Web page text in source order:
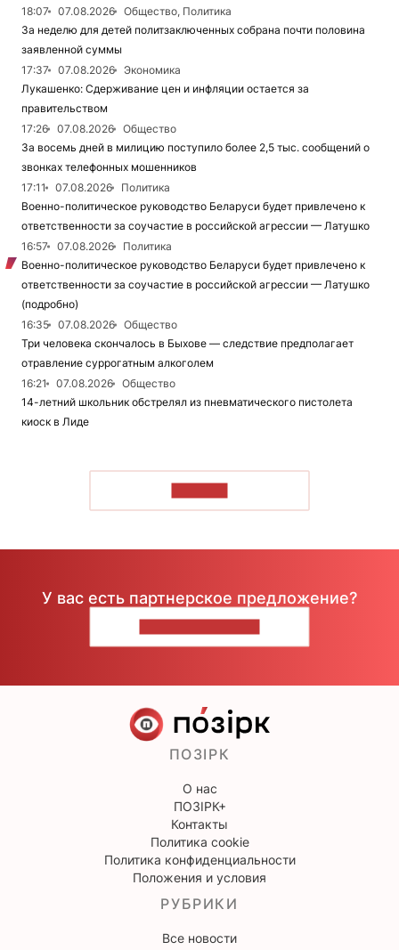
18:07
07.08.2026
Общество, Политика
За неделю для детей политзаключенных собрана почти половина
заявленной суммы
17:37
07.08.2026
Экономика
Лукашенко: Сдерживание цен и инфляции остается за
правительством
17:26
07.08.2026
Общество
За восемь дней в милицию поступило более 2,5 тыс. сообщений о
звонках телефонных мошенников
17:11
07.08.2026
Политика
Военно-политическое руководство Беларуси будет привлечено к
ответственности за соучастие в российской агрессии — Латушко
16:57
07.08.2026
Политика
Военно-политическое руководство Беларуси будет привлечено к
ответственности за соучастие в российской агрессии — Латушко
(подробно)
16:35
07.08.2026
Общество
Три человека скончалось в Быхове — следствие предполагает
отравление суррогатным алкоголем
16:21
07.08.2026
Общество
14-летний школьник обстрелял из пневматического пистолета
киоск в Лиде
У вас есть партнерское предложение?
ПОЗІРК
О нас
ПОЗІРК+
Контакты
Политика cookie
Политика конфиденциальности
Положения и условия
РУБРИКИ
Все новости